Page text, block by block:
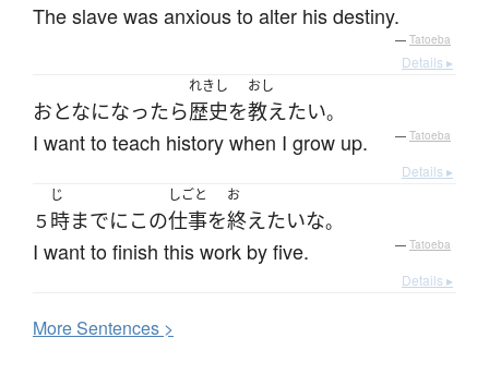
The slave was anxious to alter his destiny.
— Tatoeba
Details ▸
おとなになったら
れきし
歴史を
おし
教えたい。
I want to teach history when I grow up. — Tatoeba
Details ▸
５
じ
時までにこの
しごと
仕事を
お
終えたいな。
I want to finish this work by five. — Tatoeba
Details ▸
MoreSentences >